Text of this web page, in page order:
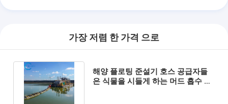
가장 저렴 한 가격 으로
해양 플로팅 준설기 호스 공급자들
은 식물을 시들게 하는 머드 흡수 배